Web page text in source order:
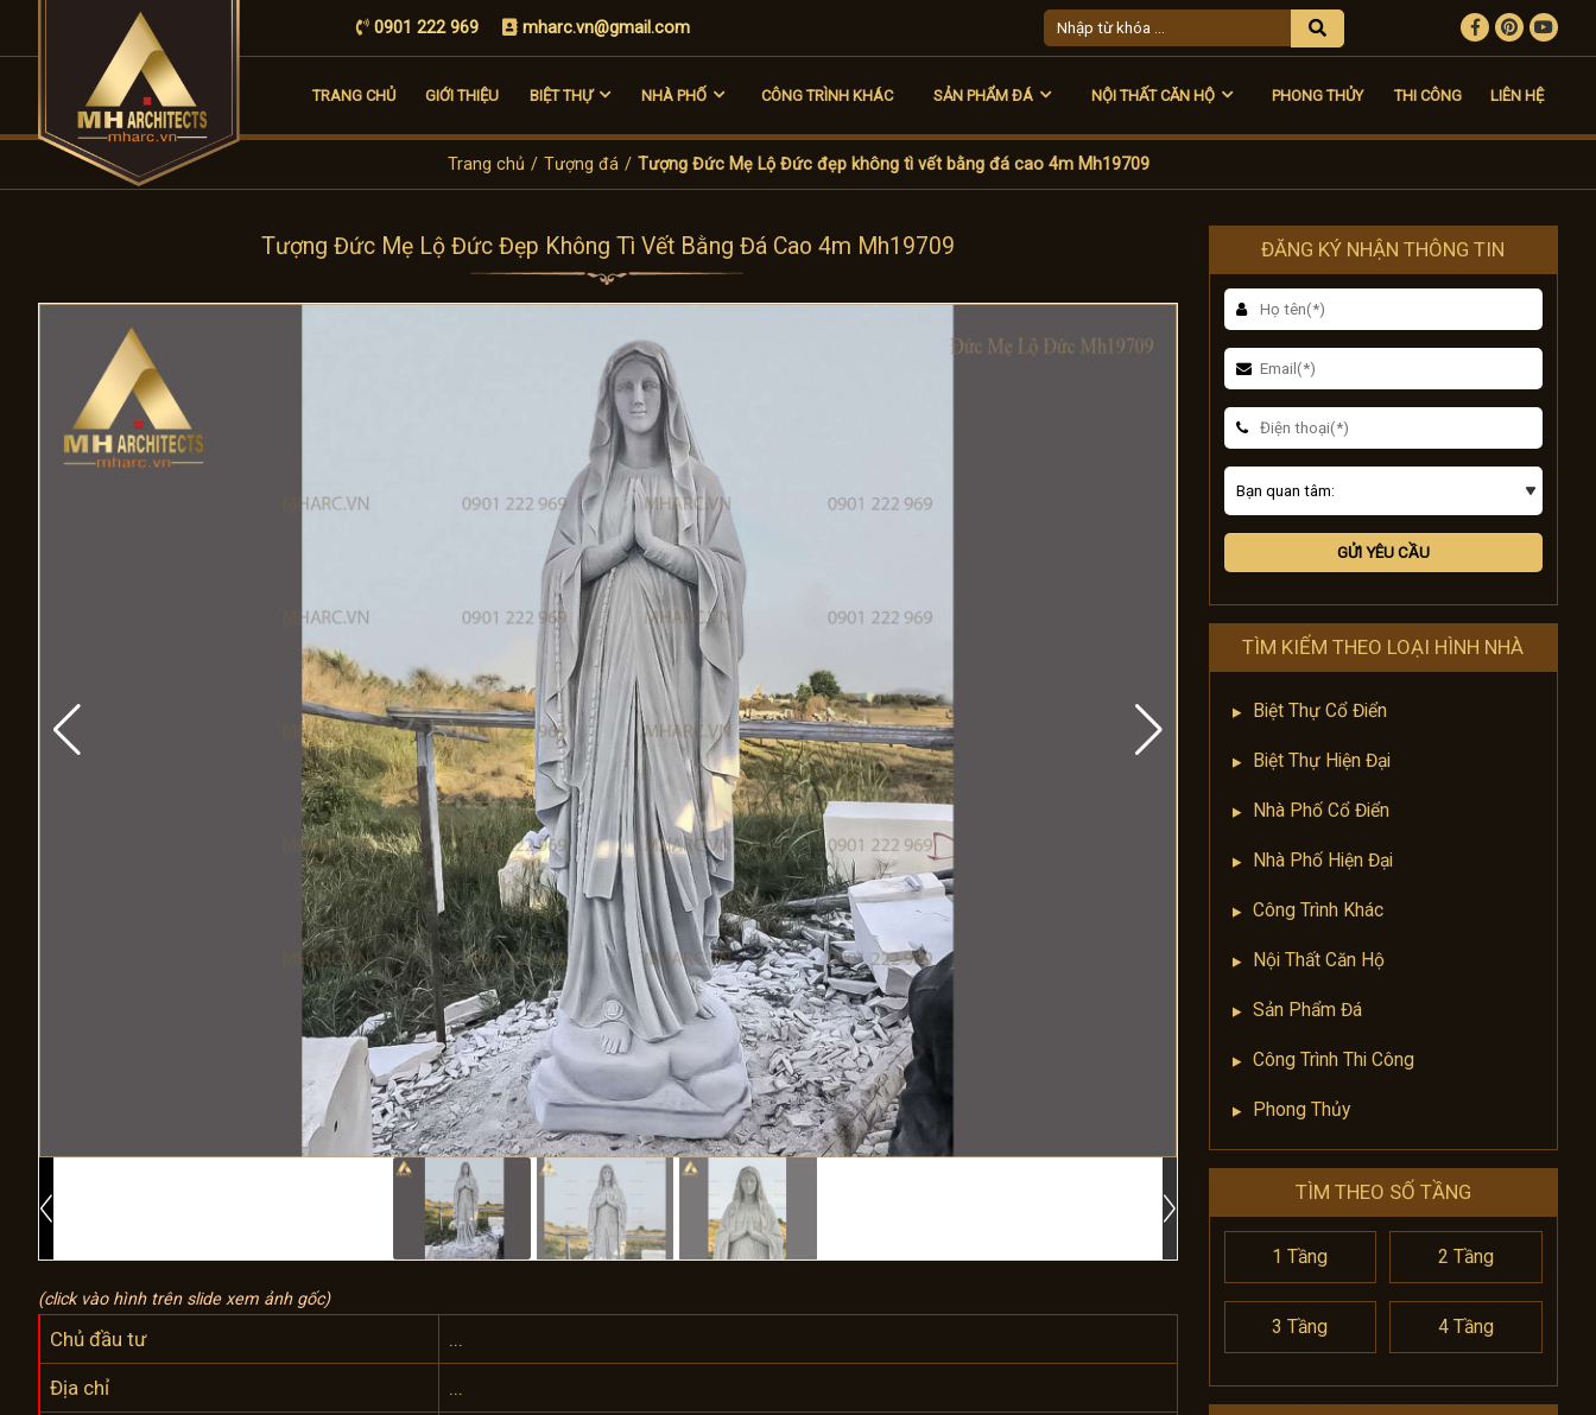
0901 222 969 mharc.vn@gmail.com
TRANG CHỦ GIỚI THIỆU BIỆT THỰ NHÀ PHỐ CÔNG TRÌNH KHÁC SẢN PHẨM ĐÁ NỘI THẤT CĂN HỘ PHONG THỦY THI CÔNG LIÊN HỆ
Trang chủ / Tượng đá / Tượng Đức Mẹ Lộ Đức đẹp không tì vết bằng đá cao 4m Mh19709
Tượng Đức Mẹ Lộ Đức Đẹp Không Tì Vết Bằng Đá Cao 4m Mh19709
(click vào hình trên slide xem ảnh gốc)
Chủ đầu tư ...
Địa chỉ ...
ĐĂNG KÝ NHẬN THÔNG TIN
TÌM KIẾM THEO LOẠI HÌNH NHÀ
Biệt Thự Cổ Điển
Biệt Thự Hiện Đại
Nhà Phố Cổ Điển
Nhà Phố Hiện Đại
Công Trình Khác
Nội Thất Căn Hộ
Sản Phẩm Đá
Công Trình Thi Công
Phong Thủy
TÌM THEO SỐ TẦNG
1 Tầng 2 Tầng
3 Tầng 4 Tầng